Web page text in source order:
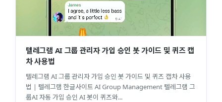
텔레그램 AI 그룹 관리자 가입 승인 봇 가이드 및 퀴즈 캡
차 사용법
텔레그램 AI 그룹 관리자 가입 승인 봇 가이드 및 퀴즈 캡차 사용
법 | 텔레그램 한글사이트 AI Group Management 텔레그램 그
룹AI 자동 가입 승인 AI 봇이 퀴즈와...